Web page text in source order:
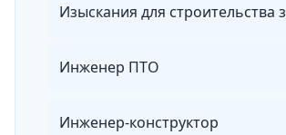
Инженер ПТО
Инженер-конструктор